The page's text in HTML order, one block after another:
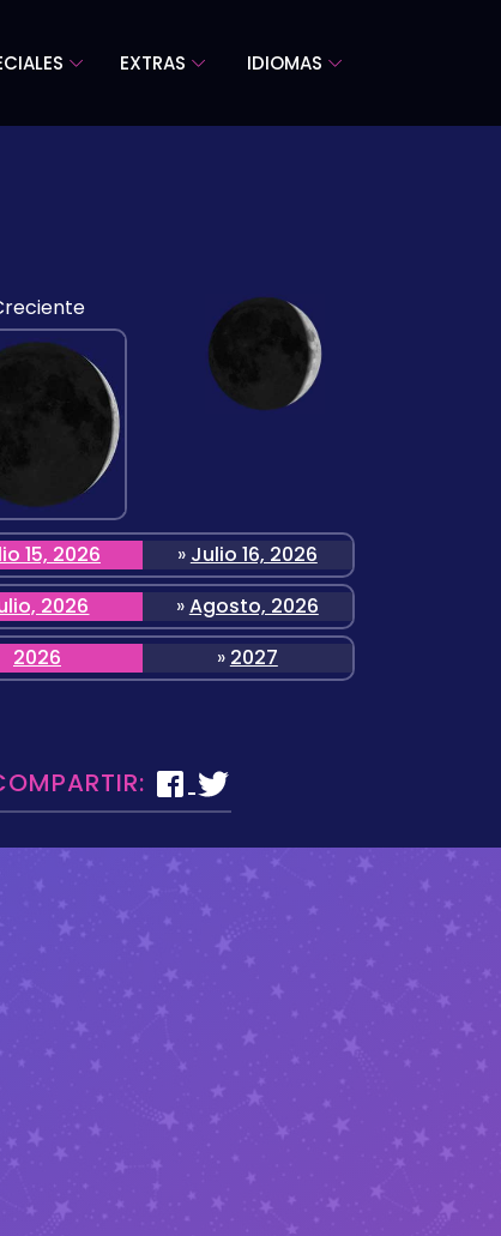
EXTRAS IDIOMAS
15, 2026 » Julio 16, 2026
2026 »Agosto, 2026
2026 » 2027